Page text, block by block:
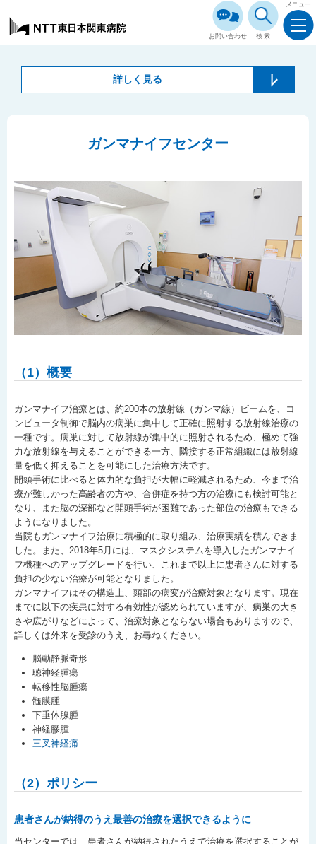
お問い合わせ 検索
メニュー
詳しく見る
ガンマナイフセンター
（1）概要
ガンマナイフ治療とは、約200本の放射線（ガンマ線）ビームを、コ
ンピュータ制御で脳内の病巣に集中して正確に照射する放射線治療の
一種です。病巣に対して放射線が集中的に照射されるため、極めて強
力な放射線を与えることができる一方、隣接する正常組織には放射線
量を低く抑えることを可能にした治療方法です。
開頭手術に比べると体力的な負担が大幅に軽減されるため、今まで治
療が難しかった高齢者の方や、合併症を持つ方の治療にも検討可能と
なり、また脳の深部など開頭手術が困難であった部位の治療もできる
ようになりました。
当院もガンマナイフ治療に積極的に取り組み、治療実績を積んできま
した。また、2018年5月には、マスクシステムを導入したガンマナイ
フ機種へのアップグレードを行い、これまで以上に患者さんに対する
負担の少ない治療が可能となりました。
ガンマナイフはその構造上、頭部の病変が治療対象となります。現在
までに以下の疾患に対する有効性が認められていますが、病巣の大き
さや広がりなどによって、治療対象とならない場合もありますので、
詳しくは外来を受診のうえ、お尋ねください。
脳動静脈奇形
聴神経腫瘍
転移性脳腫瘍
髄膜腫
下垂体腺腫
神経膠腫
三叉神経痛
（2）ポリシー
患者さんが納得のうえ最善の治療を選択できるように
当センターでは、患者さんが納得されたうえで治療を選択することが